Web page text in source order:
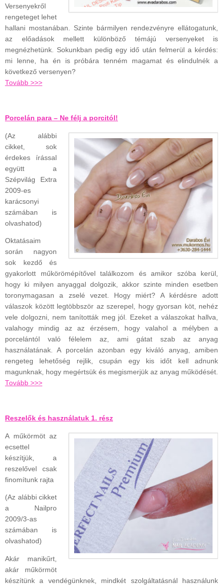
Versenyekről
rengeteget lehet
hallani mostanában. Szinte bármilyen rendezvényre ellátogatunk,
az előadások mellett különböző témájú versenyeket is
megnézhetünk. Sokunkban pedig egy idő után felmerül a kérdés:
mi lenne, ha én is próbára tenném magamat és elindulnék a
következő versenyen?
Tovább >>>
Porcelán para – Ne félj a porcitól!
(Az alábbi
cikket, sok
érdekes írással
együtt a
Szépvilág Extra
2009-es
karácsonyi
számában is
olvashatod)
Oktatásaim
során nagyon
sok kezdő és
gyakorlott műkörömépítővel találkozom és amikor szóba kerül,
hogy ki milyen anyaggal dolgozik, akkor szinte minden esetben
toronymagasan a zselé vezet. Hogy miért? A kérdésre adott
válaszok között legtöbbször az szerepel, hogy gyorsan köt, nehéz
vele dolgozni, nem tanították meg jól. Ezeket a válaszokat hallva,
valahogy mindig az az érzésem, hogy valahol a mélyben a
porcelántól való félelem az, ami gátat szab az anyag
használatának. A porcelán azonban egy kiváló anyag, amiben
rengeteg lehetőség rejlik, csupán egy kis időt kell adnunk
magunknak, hogy megértsük és megismerjük az anyag működését.
Tovább >>>
Reszelők és használatuk 1. rész
A műkörmöt az
ecsettel
készítjük, a
reszelővel csak
finomítunk rajta
(Az alábbi cikket
a Nailpro
2009/3-as
számában is
olvashatod)
Akár manikűrt,
akár műkörmöt
készítünk a vendégünknek, mindkét szolgáltatásnál használunk